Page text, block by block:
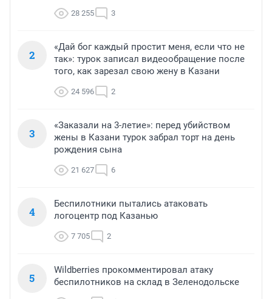
28 255 3
2
«Дай бог каждый простит меня, если что не
так»: турок записал видеообращение после
того, как зарезал свою жену в Казани
24 596 2
3
«Заказали на 3-летие»: перед убийством
жены в Казани турок забрал торт на день
рождения сына
21 627 6
4
Беспилотники пытались атаковать
логоцентр под Казанью
7 705 2
5
Wildberries прокомментировал атаку
беспилотников на склад в Зеленодольске